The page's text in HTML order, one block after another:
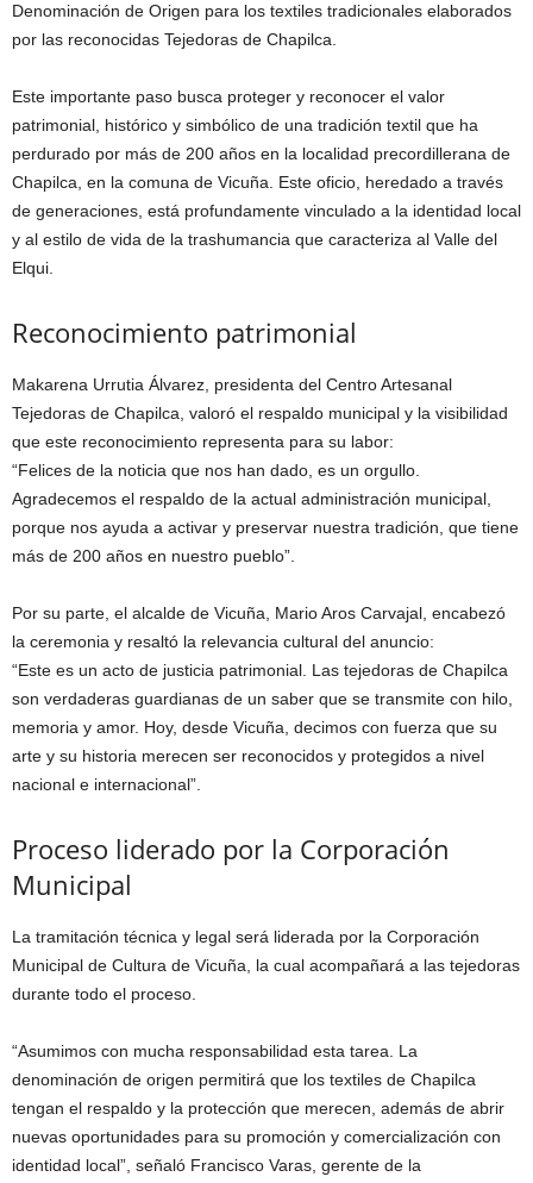
Denominación de Origen para los textiles tradicionales elaborados
por las reconocidas Tejedoras de Chapilca.
Este importante paso busca proteger y reconocer el valor
patrimonial, histórico y simbólico de una tradición textil que ha
perdurado por más de 200 años en la localidad precordillerana de
Chapilca, en la comuna de Vicuña. Este oficio, heredado a través
de generaciones, está profundamente vinculado a la identidad local
y al estilo de vida de la trashumancia que caracteriza al Valle del
Elqui.
Reconocimiento patrimonial
Makarena Urrutia Álvarez, presidenta del Centro Artesanal
Tejedoras de Chapilca, valoró el respaldo municipal y la visibilidad
que este reconocimiento representa para su labor:
“Felices de la noticia que nos han dado, es un orgullo.
Agradecemos el respaldo de la actual administración municipal,
porque nos ayuda a activar y preservar nuestra tradición, que tiene
más de 200 años en nuestro pueblo”.
Por su parte, el alcalde de Vicuña, Mario Aros Carvajal, encabezó
la ceremonia y resaltó la relevancia cultural del anuncio:
“Este es un acto de justicia patrimonial. Las tejedoras de Chapilca
son verdaderas guardianas de un saber que se transmite con hilo,
memoria y amor. Hoy, desde Vicuña, decimos con fuerza que su
arte y su historia merecen ser reconocidos y protegidos a nivel
nacional e internacional”.
Proceso liderado por la Corporación
Municipal
La tramitación técnica y legal será liderada por la Corporación
Municipal de Cultura de Vicuña, la cual acompañará a las tejedoras
durante todo el proceso.
“Asumimos con mucha responsabilidad esta tarea. La
denominación de origen permitirá que los textiles de Chapilca
tengan el respaldo y la protección que merecen, además de abrir
nuevas oportunidades para su promoción y comercialización con
identidad local”, señaló Francisco Varas, gerente de la